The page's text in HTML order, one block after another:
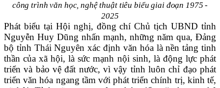
công trình văn học, nghệ thuật tiêu biểu giai đoạn 1975 -
2025
Phát biểu tại Hội nghị, đồng chí Chủ tịch UBND tỉnh
Nguyễn Huy Dũng nhấn mạnh, những năm qua, Đảng
bộ tỉnh Thái Nguyên xác định văn hóa là nền tảng tinh
thần của xã hội, là sức mạnh nội sinh, là động lực phát
triển và bảo vệ đất nước, vì vậy tỉnh luôn chỉ đạo phát
triển văn hóa ngang tầm với phát triển chính trị, kinh tế,